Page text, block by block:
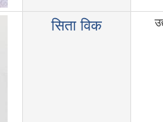
सिता विक